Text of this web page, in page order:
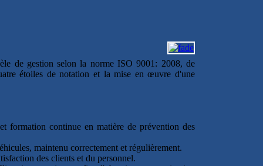
de gestion selon la norme ISO 9001: 2008, de
étoiles de notation et la mise en œuvre d'une
formation continue en matière de prévention des
maintenu correctement et régulièrement.
des clients et du personnel.